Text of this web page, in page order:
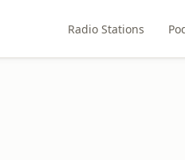
Radio Stations